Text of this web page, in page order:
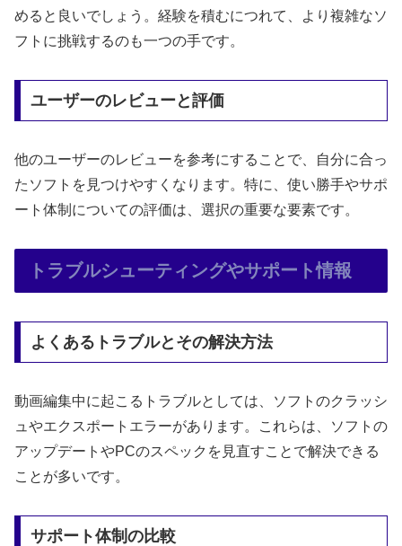
めると良いでしょう。経験を積むにつれて、より複雑なソ
フトに挑戦するのも一つの手です。
ユーザーのレビューと評価
他のユーザーのレビューを参考にすることで、自分に合っ
たソフトを見つけやすくなります。特に、使い勝手やサポ
ート体制についての評価は、選択の重要な要素です。
トラブルシューティングやサポート情報
よくあるトラブルとその解決方法
動画編集中に起こるトラブルとしては、ソフトのクラッシ
ュやエクスポートエラーがあります。これらは、ソフトの
アップデートやPCのスペックを見直すことで解決できる
ことが多いです。
サポート体制の比較